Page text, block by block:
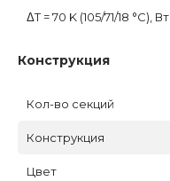
ΔT = 70 K (105/71/18 °C), Вт
Конструкция
Кол-во секций
Конструкция
Цвет